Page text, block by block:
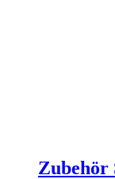
Zubehör